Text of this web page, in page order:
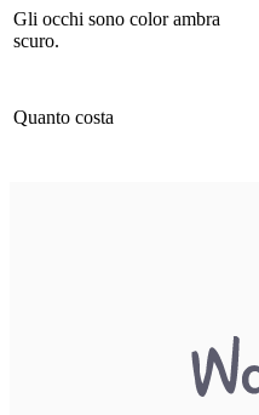
Gli occhi sono color ambra
scuro.
Quanto costa